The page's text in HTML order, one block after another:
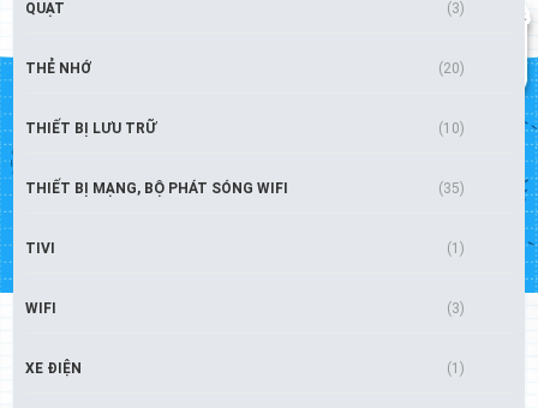
QUẠT (3)
THẺ NHỚ (20)
THIẾT BỊ LƯU TRỮ (10)
THIẾT BỊ MẠNG, BỘ PHÁT SÓNG WIFI (35)
TIVI (1)
WIFI (3)
XE ĐIỆN (1)